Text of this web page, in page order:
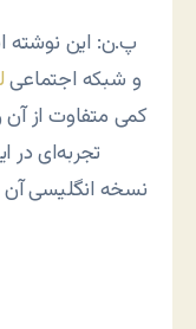
پ.ن: این نوشته
و شبکه اجتماعی
کمی متفاوت از آن
تجربه‌ای در
نسخه انگلیسی